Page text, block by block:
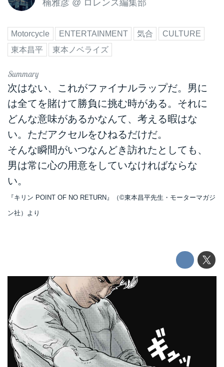
楠雅彦 @ ロレンス編集部
Motorcycle ENTERTAINMENT 気合
CULTURE
東本昌平
東本ノベライズ
次はない、これがファイナルラップだ。男に
は全てを賭けて勝負に挑む時がある。それに
どんな意味があるかなんて、考える暇はな
い。ただアクセルをひねるだけだ。
そんな瞬間がいつなんどき訪れたとしても、
男は常に心の用意をしていなければならな
い。
『キリン POINT OF NO RETURN』（©東本昌平先生・モーターマガジ
ン社）より